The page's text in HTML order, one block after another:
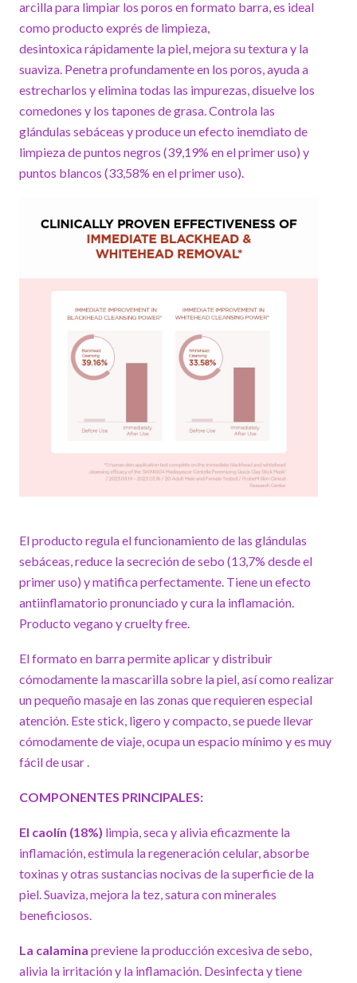
arcilla para limpiar los poros en formato barra, es ideal
como producto exprés de limpieza,
desintoxica rápidamente la piel, mejora su textura y la
suaviza. Penetra profundamente en los poros, ayuda a
estrecharlos y elimina todas las impurezas, disuelve los
comedones y los tapones de grasa. Controla las
glándulas sebáceas y produce un efecto inemdiato de
limpieza de puntos negros (39,19% en el primer uso) y
puntos blancos (33,58% en el primer uso).
El producto regula el funcionamiento de las glándulas
sebáceas, reduce la secreción de sebo (13,7% desde el
primer uso) y matifica perfectamente. Tiene un efecto
antiinflamatorio pronunciado y cura la inflamación.
Producto vegano y cruelty free.
El formato en barra permite aplicar y distribuir
cómodamente la mascarilla sobre la piel, así como realizar
un pequeño masaje en las zonas que requieren especial
atención. Este stick, ligero y compacto, se puede llevar
cómodamente de viaje, ocupa un espacio mínimo y es muy
fácil de usar .
COMPONENTES PRINCIPALES:
El caolín (18%) limpia, seca y alivia eficazmente la
inflamación, estimula la regeneración celular, absorbe
toxinas y otras sustancias nocivas de la superficie de la
piel. Suaviza, mejora la tez, satura con minerales
beneficiosos.
La calamina previene la producción excesiva de sebo,
alivia la irritación y la inflamación. Desinfecta y tiene